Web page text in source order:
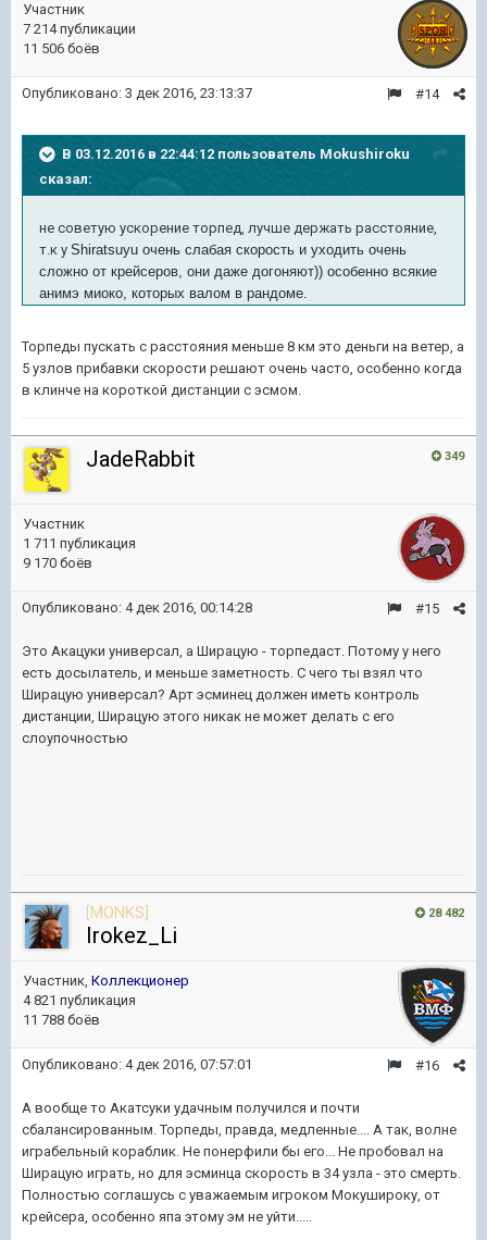
Участник
7 214 публикации
11 506 боёв
#14
Опубликовано: 3 дек 2016, 23:13:37
В 03.12.2016 в 22:44:12 пользователь Mokushiroku
сказал:
не советую ускорение торпед, лучше держать расстояние,
т.к у Shiratsuyu очень слабая скорость и уходить очень
сложно от крейсеров, они даже догоняют)) особенно всякие
анимэ миоко, которых валом в рандоме.
Торпеды пускать с расстояния меньше 8 км это деньги на ветер, а
5 узлов прибавки скорости решают очень часто, особенно когда
в клинче на короткой дистанции с эсмом.
349
JadeRabbit
Участник
1 711 публикация
9 170 боёв
#15
Опубликовано: 4 дек 2016, 00:14:28
Это Акацуки универсал, а Ширацую - торпедаст. Потому у него
есть досылатель, и меньше заметность. С чего ты взял что
Ширацую универсал? Арт эсминец должен иметь контроль
дистанции, Ширацую этого никак не может делать с его
слоупочностью
28 482
[MONKS]
Irokez_Li
Участник, Коллекционер
4 821 публикация
11 788 боёв
#16
Опубликовано: 4 дек 2016, 07:57:01
А вообще то Акатсуки удачным получился и почти
сбалансированным. Торпеды, правда, медленные.... А так, волне
играбельный кораблик. Не понерфили бы его... Не пробовал на
Ширацую играть, но для эсминца скорость в 34 узла - это смерть.
Полностью соглашусь с уважаемым игроком Мокушироку, от
крейсера, особенно япа этому эм не уйти.....